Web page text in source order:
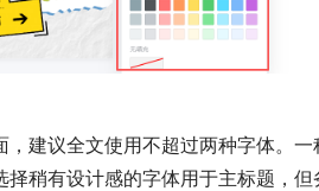
建议全文使用不超过两种字体。一
稍有设计感的字体用于主标题，但